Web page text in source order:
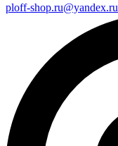
ploff-shop.ru@yandex.ru